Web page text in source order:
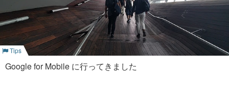
株式会社ゴーリストさんに
ついて
目次
Design Sprint (デザイン・スプリント) とは
Design Sprint (デザイン・スプリント) が有効な理由
Design Sprint (デザイン・スプリント) って結局何？
Tips
Google for Mobile に行ってきました